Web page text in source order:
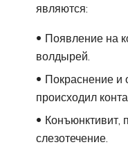
являются:
Появление на
волдырей.
Покраснение и
происходил
Конъюнктивит,
слезотечение.